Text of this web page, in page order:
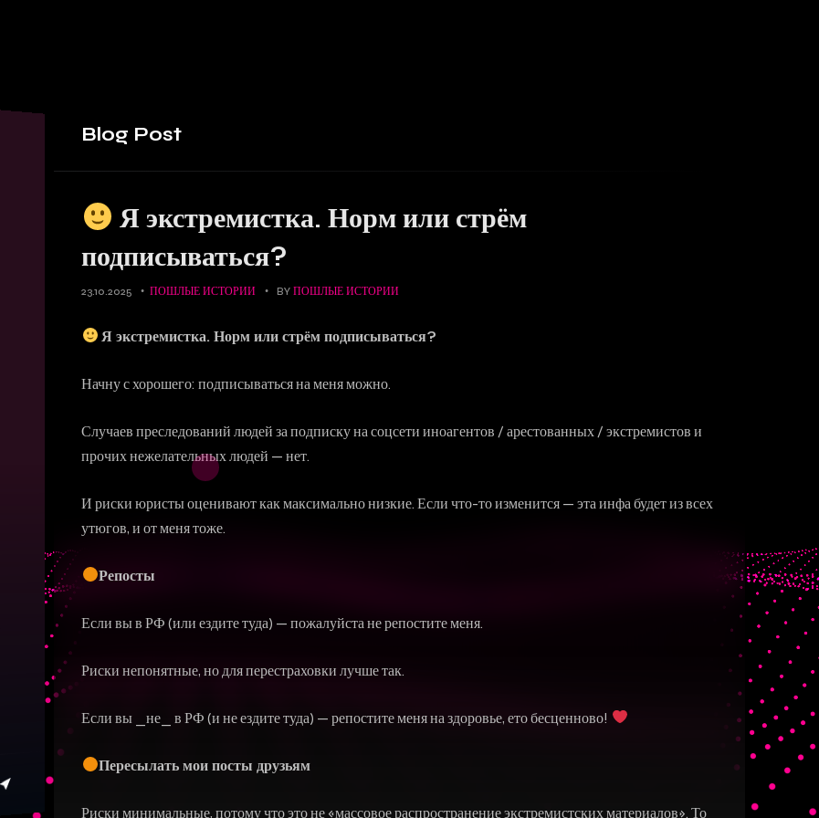
Blog Post
Я экстремистка. Норм или стрём
подписываться?
23.10.2025 ПОШЛЫЕ ИСТОРИИ BYПОШЛЫЕ ИСТОРИИ
Я экстремистка. Норм или стрём подписываться?
Начну с хорошего: подписываться на меня можно.
Случаев преследований людей за подписку на соцсети иноагентов / арестованных / экстремистов и
прочих нежелательных людей — нет.
И риски юристы оценивают как максимально низкие. Если что-то изменится — эта инфа будет из всех
утюгов, и от меня тоже.
Репосты
Если вы в РФ (или ездите туда) — пожалуйста не репостите меня.
Риски непонятные, но для перестраховки лучше так.
Если вы _не_ в РФ (и не ездите туда) — репостите меня на здоровье, ето бесценново!
Пересылать мои посты друзьям
Риски минимальные, потому что это не «массовое распространение экстремистских материалов». То